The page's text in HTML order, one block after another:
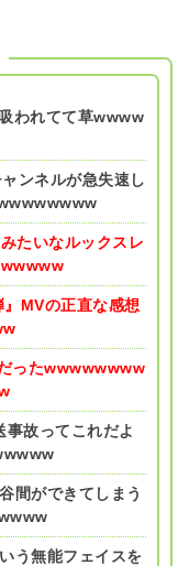
われてて草wwww
ンネルが急失速し
たいなルックスレ
』MVの正直な感想
ったwwwwwwww
事故ってこれだよ
間ができてしまう
う無能フェイスを